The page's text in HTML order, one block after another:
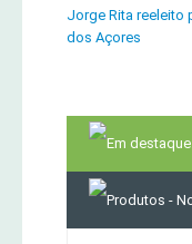
Jorge Rita reeleito
dos Açores